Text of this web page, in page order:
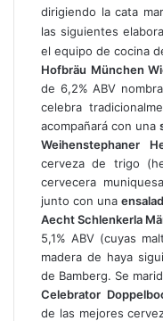
dirigiendo la cata
las siguientes
el equipo de cocina
Hofbräu München
de 6,2% ABV
celebra
acompañará con una
Weihenstephaner
cerveza de trigo
cervecera
junto con una
Aecht Schlenkerla
5,1% ABV (cuyas
madera de haya
de Bamberg. Se
Celebrator
de las mejores